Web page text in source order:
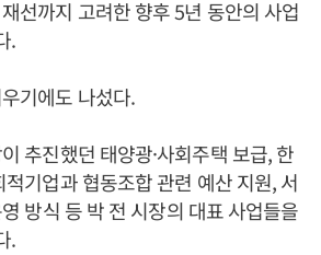
선까지 고려한 향후 5년 동안의 사업
.
기에도 나섰다.
추진했던 태양광·사회주택 보급, 한
기업과 협동조합 관련 예산 지원, 서
방식 등 박 전 시장의 대표 사업들을
.